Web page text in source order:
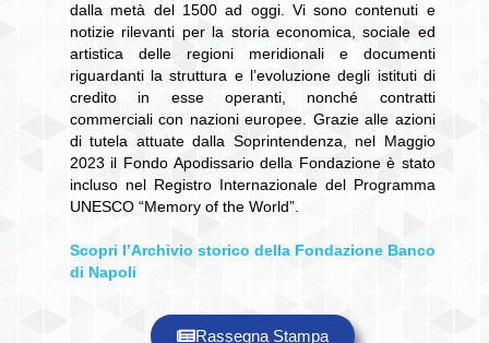
dalla metà del 1500 ad oggi. Vi sono contenuti e
notizie rilevanti per la storia economica, sociale ed
artistica delle regioni meridionali e documenti
riguardanti la struttura e l’evoluzione degli istituti di
credito in esse operanti, nonché contratti
commerciali con nazioni europee. Grazie alle azioni
di tutela attuate dalla Soprintendenza, nel Maggio
2023 il Fondo Apodissario della Fondazione è stato
incluso nel Registro Internazionale del Programma
UNESCO “Memory of the World”.
Scopri l’Archivio storico della Fondazione Banco
di Napoli
Rassegna Stampa